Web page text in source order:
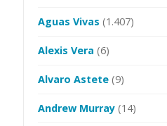
Aguas Vivas (1.407)
Alexis Vera (6)
Alvaro Astete (9)
Andrew Murray (14)